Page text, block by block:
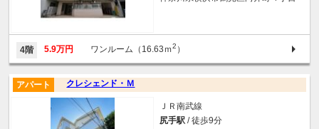
4階 5.9万円 ワンルーム（16.63ｍ2 ）
クレシェンド・Ｍ
アパート
ＪＲ南武線
尻手駅 / 徒歩9分